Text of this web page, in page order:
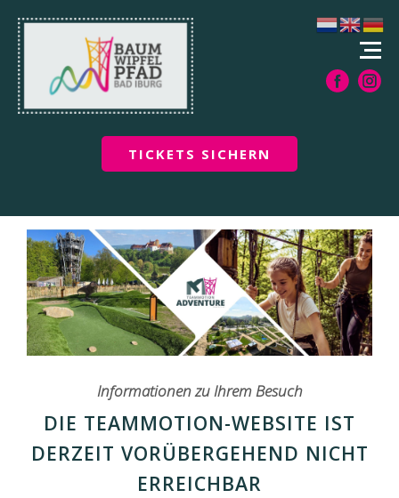
TICKETS SICHERN
Informationen zu Ihrem Besuch
DIE TEAMMOTION-WEBSITE IST
DERZEIT VORÜBERGEHEND NICHT
ERREICHBAR